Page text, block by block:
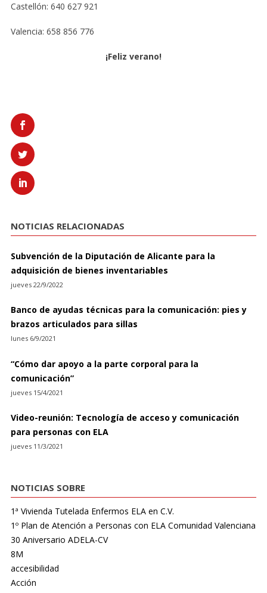
Castellón: 640 627 921
Valencia: 658 856 776
¡Feliz verano!
NOTICIAS RELACIONADAS
Subvención de la Diputación de Alicante para la
adquisición de bienes inventariables
jueves 22/9/2022
Banco de ayudas técnicas para la comunicación: pies y
brazos articulados para sillas
lunes 6/9/2021
“Cómo dar apoyo a la parte corporal para la
comunicación”
jueves 15/4/2021
Video-reunión: Tecnología de acceso y comunicación
para personas con ELA
jueves 11/3/2021
NOTICIAS SOBRE
1ª Vivienda Tutelada Enfermos ELA en C.V.
1º Plan de Atención a Personas con ELA Comunidad Valenciana
30 Aniversario ADELA-CV
8M
accesibilidad
Acción